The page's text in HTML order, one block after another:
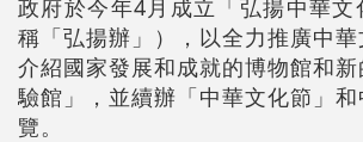
政府於今年4月成立「弘揚中華文
稱「弘揚辦」），以全力推廣中
介紹國家發展和成就的博物館和
驗館」，並續辦「中華文化節」
覽。